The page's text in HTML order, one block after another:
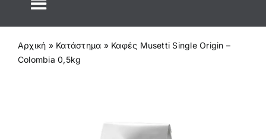
Toggle
Navigation
ΚΑΦΕΣ ESPRESSO
Κάψουλες Καφέ
Αρχική » Κατάστημα » Καφές Musetti Single Origin –
Colombia 0,5kg